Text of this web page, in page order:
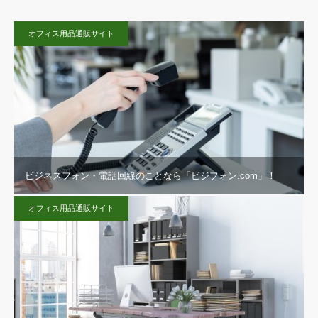
オフィス用品通販サイト
ビジネスフォン・電話回線のことなら「ビジフォン.com」！
オフィス用品通販サイト